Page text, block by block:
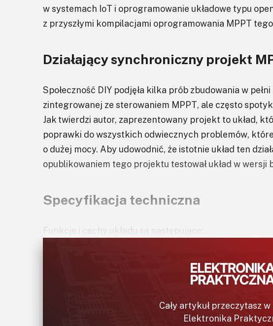
w systemach IoT i oprogramowanie układowe typu
z przyszłymi kompilacjami oprogramowania MPPT
Działający synchroniczny projekt
Społeczność DIY podjęła kilka prób zbudowania w
zintegrowanej ze sterowaniem MPPT, ale często
Jak twierdzi autor, zaprezentowany projekt to układ,
poprawki do wszystkich odwiecznych problemów,
o dużej mocy. Aby udowodnić, że istotnie układ ten
opublikowaniem tego projektu testował układ w wersji
Specyfikacja techniczna
Funkcje i cechy układu są następujące:
stałego napięcia po stronie wtórnej),
wyjście do 50 V, do 35 A (akumulatory litowo-
Cały artykuł przeczytasz
Elektronika